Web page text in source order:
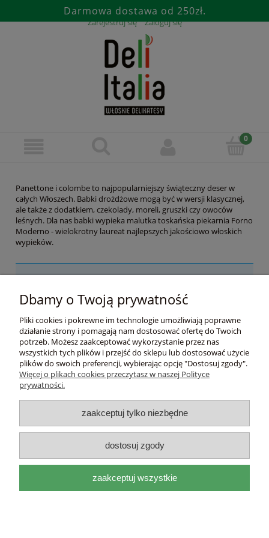
Darmowa dostawa od 250zł.
Zarejestruj się Zaloguj się
Panettone i colombe to najpopularniejszy świąteczny deser w
całych Włoszech. Babki drożdżowe mogą być w wersji klasycznej,
ale także z dodatkiem, czekolady, moreli, gruszki czy owoców
leśnych. Dla nas babki wypieka malutka toskańska piekarnia Forno
Moderno - wielokrotny laureat najlepszych jakościowo włoskich
wypieków.
Nie znaleziono produktów spełniających podane kryteria.
Pomoc
Moje konto
Płatności i dostawa
O nas
DELIITALIA
Mackiewicza 17a 31-214 Kraków, woj.
małopolskie |e-mail: biuro@deliitalia.pl|tel: 501 435
Dbamy o Twoją prywatność
Pliki cookies i pokrewne im technologie umożliwiają poprawne
działanie strony i pomagają nam dostosować ofertę do Twoich
potrzeb. Możesz zaakceptować wykorzystanie przez nas
wszystkich tych plików i przejść do sklepu lub dostosować użycie
plików do swoich preferencji, wybierając opcję "Dostosuj zgody".
Więcej o plikach cookies przeczytasz w naszej Polityce
prywatności.
zaakceptuj tylko niezbędne
dostosuj zgody
zaakceptuj wszystkie